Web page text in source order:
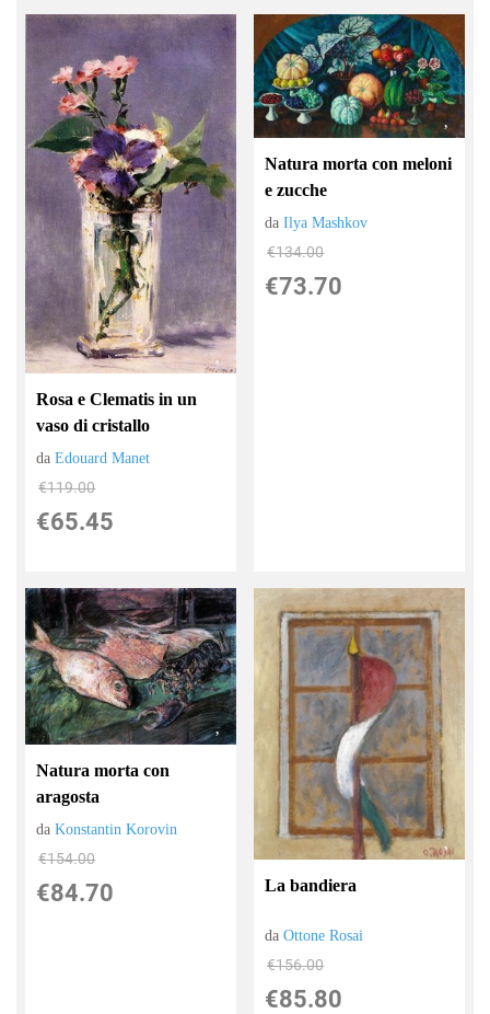
Rosa e Clematis in un
vaso di cristallo
daEdouard Manet
€119.00
€65.45
Natura morta con meloni
e zucche
daIlya Mashkov
€134.00
€73.70
Natura morta con
aragosta
daKonstantin Korovin
€154.00
€84.70 La bandiera
daOttone Rosai
€156.00
€85.80